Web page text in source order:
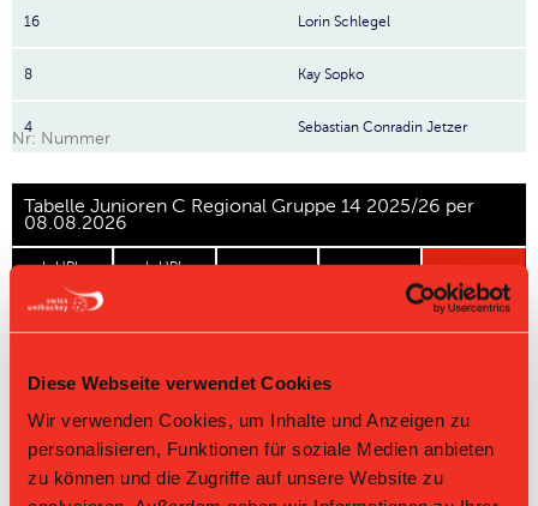
Diese Webseite verwendet Cookies
Wir verwenden Cookies, um Inhalte und Anzeigen zu
personalisieren, Funktionen für soziale Medien anbieten
zu können und die Zugriffe auf unsere Website zu
16 Lorin Schlegel
8 Kay Sopko
4 Sebastian Conradin Jetzer
Nr: Nummer
Tabelle Junioren C Regional Gruppe 14 2025/26 per
08.08.2026
L-UPL
Men
L-UPL
Rg. Team Sp TD PQ P
Master Round
Challenge Round